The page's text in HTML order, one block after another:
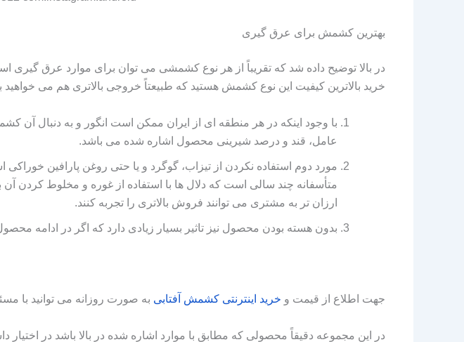
بهترین کشمش برای عرق گیری
در بالا توضیح داده شد که تقریباً از هر نوع کشمشی می‌ توان برای موارد عرق‌ گیری
خرید بالاترین کیفیت این نوع کشمش هستید که طبیعتاً خروجی بالاتری هم می‌ خواهید
با وجود اینکه در هر منطقه‌ ای از ایران ممکن است انگور و به دنبال آن
عامل، قند و درصد شیرینی محصول اشاره شده می‌ باشد.
مورد دوم استفاده نکردن از تیزاب، گوگرد و یا حتی روغن پارافین
متأسفانه چند سالی است که دلال‌ ها با استفاده از غوره و مخلوط کردن
ارزان‌ تر به مشتری می‌ توانند فروش بالاتری را تجربه کنند.
بدون هسته بودن محصول نیز تاثیر بسیار زیادی دارد که اگر در ادامه
جهت اطلاع از قیمت و خرید اینترنتی کشمش آفتابی به صورت روزانه می توانید با
در این مجموعه دقیقاً محصولی که مطابق با موارد اشاره شده در بالا باشد در